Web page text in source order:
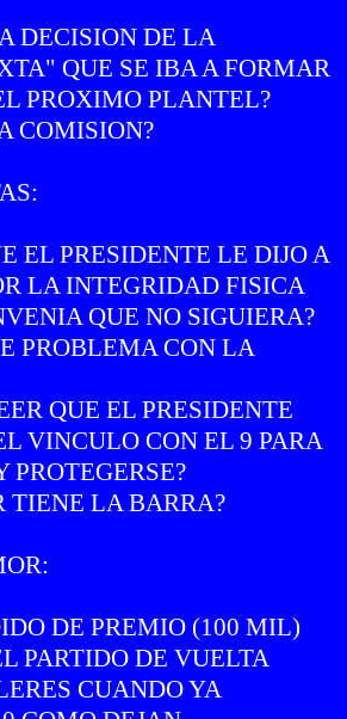
DECISION DE LA
QUE SE IBA A FORMAR
PROXIMO PLANTEL?
COMISION?
EL PRESIDENTE LE DIJO A
LA INTEGRIDAD FISICA
QUE NO SIGUIERA?
PROBLEMA CON LA
QUE EL PRESIDENTE
VINCULO CON EL 9 PARA
PROTEGERSE?
TIENE LA BARRA?
DE PREMIO (100 MIL)
PARTIDO DE VUELTA
CUANDO YA